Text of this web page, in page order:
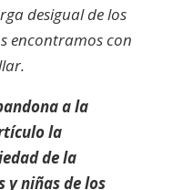
desigual de los
encontramos con
a la
la
de la
y niñas de los